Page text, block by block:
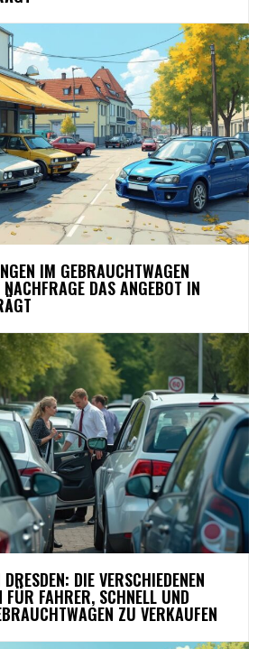
IM GEBRAUCHTWAGEN
DAS ANGEBOT IN
DIE VERSCHIEDENEN
FÜR FAHRER, SCHNELL UND
ZU VERKAUFEN